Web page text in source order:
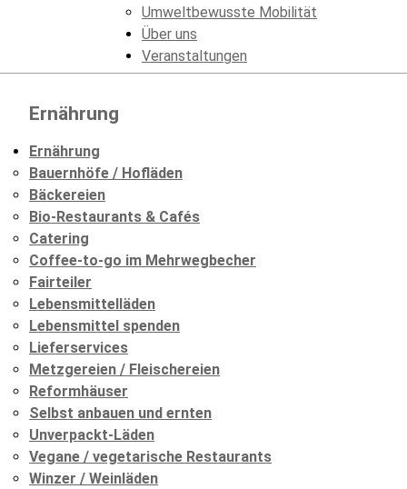
Umweltbewusste Mobilität
Über uns
Veranstaltungen
Ernährung
Ernährung
Bauernhöfe / Hofläden
Bäckereien
Bio-Restaurants & Cafés
Catering
Coffee-to-go im Mehrwegbecher
Fairteiler
Lebensmittelläden
Lebensmittel spenden
Lieferservices
Metzgereien / Fleischereien
Reformhäuser
Selbst anbauen und ernten
Unverpackt-Läden
Vegane / vegetarische Restaurants
Winzer / Weinläden